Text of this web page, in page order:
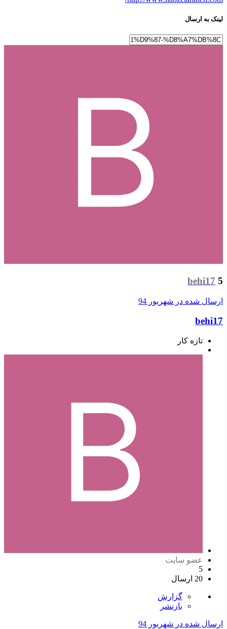
لینک به ارسال
behi17 5
ارسال شده در شهریور 94
behi17
تازه کار
عضو سایت
5
20 ارسال
گزارش
بازنشر
ارسال شده در شهریور 94